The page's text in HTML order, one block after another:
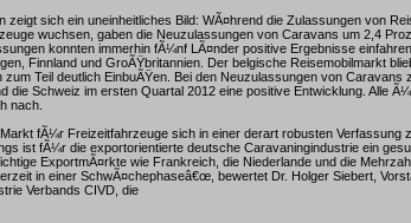
sich ein uneinheitliches Bild: WÃ¤hrend die Zulassungen von
wuchsen, gaben die Neuzulassungen von Caravans um 2,4
konnten immerhin fÃ¼nf LÃ¤nder positive Ergebnisse
Finnland und GroÃŸbritannien. Der belgische Reisemobilmarkt
Teil deutlich EinbuÃŸen. Bei den Neuzulassungen von Caravans
die Schweiz im ersten Quartal 2012 eine positive Entwicklung. Alle
nach.
fÃ¼r Freizeitfahrzeuge sich in einer derart robusten Verfassung
ist fÃ¼r die exportorientierte deutsche Caravaningindustrie ein
ExportmÃ¤rkte wie Frankreich, die Niederlande und die
in einer SchwÃ¤chephaseâ€œ, bewertet Dr. Holger Siebert,
Verbands CIVD, die